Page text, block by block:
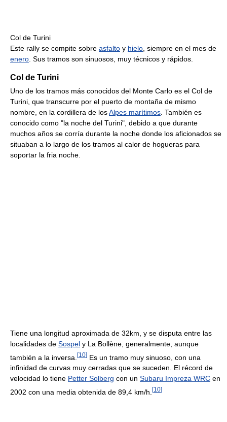
Col de Turini
Este rally se compite sobre asfalto y hielo , siempre en el mes de
enero . Sus tramos son sinuosos, muy técnicos y rápidos.
Col de Turini
Uno de los tramos más conocidos del Monte Carlo es el Col de
Turini, que transcurre por el puerto de montaña de mismo
nombre, en la cordillera de losAlpes marítimos . También es
conocido como "la noche del Turini", debido a que durante
muchos años se corría durante la noche donde los aficionados se
situaban a lo largo de los tramos al calor de hogueras para
soportar la fria noche.
Tiene una longitud aproximada de 32km, y se disputa entre las
localidades de Sospel y La Bollène, generalmente, aunque
también a la inversa. [10] Es un tramo muy sinuoso, con una
infinidad de curvas muy cerradas que se suceden. El récord de
velocidad lo tiene Petter Solberg con un Subaru Impreza WRC en
2002 con una media obtenida de 89,4 km/h. [10]